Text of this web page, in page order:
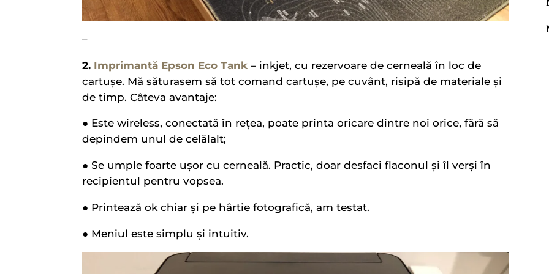
–
2. Imprimantă Epson Eco Tank – inkjet, cu rezervoare de cerneală în loc de
cartușe. Mă săturasem să tot comand cartușe, pe cuvânt, risipă de materiale și
de timp. Câteva avantaje:
● Este wireless, conectată în rețea, poate printa oricare dintre noi orice, fără să
depindem unul de celălalt;
● Se umple foarte ușor cu cerneală. Practic, doar desfaci flaconul și îl verși în
recipientul pentru vopsea.
● Printează ok chiar și pe hârtie fotografică, am testat.
● Meniul este simplu și intuitiv.